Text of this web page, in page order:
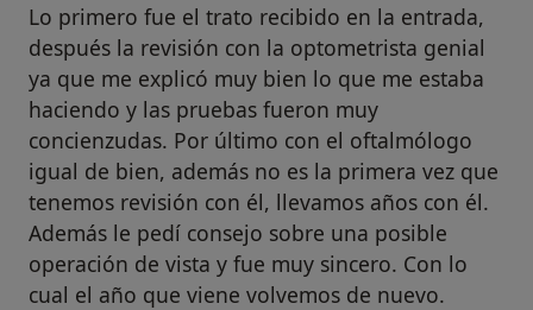
Lo primero fue el trato recibido en la entrada,
después la revisión con la optometrista genial
ya que me explicó muy bien lo que me estaba
haciendo y las pruebas fueron muy
concienzudas. Por último con el oftalmólogo
igual de bien, además no es la primera vez que
tenemos revisión con él, llevamos años con él.
Además le pedí consejo sobre una posible
operación de vista y fue muy sincero. Con lo
cual el año que viene volvemos de nuevo.